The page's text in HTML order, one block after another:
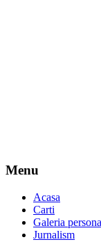
Menu
Acasa
Carti
Galeria
Jurnalism